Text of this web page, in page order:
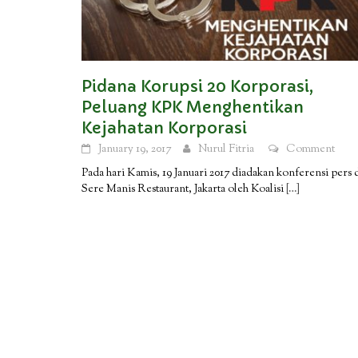
Pidana Korupsi 20 Korporasi,
Peluang KPK Menghentikan
Kejahatan Korporasi
January 19, 2017 Nurul Fitria
Comment
Pada hari Kamis, 19 Januari 2017 diadakan konferensi pers
Sere Manis Restaurant, Jakarta oleh Koalisi […]